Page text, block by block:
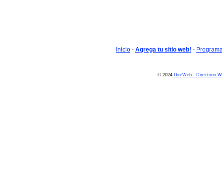
Inicio - Agrega tu sitio web! -
© 2024 DireWeb - Directorio